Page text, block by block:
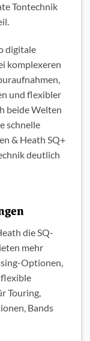
Tontechnik
digitale
komplexeren
und flexibler
beide Welten
schnelle
& Heath SQ+
deutlich
die SQ-
mehr
Optionen,
Touring,
Bands